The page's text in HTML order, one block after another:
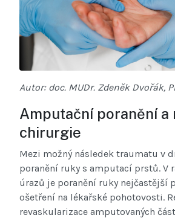
Autor: doc. MUDr. Zdeněk Dvořák,
Amputační poranění
chirurgie
Mezi možný následek traumatu v
poranění ruky s amputací prstů. V
úrazů je poranění ruky nejčastější
ošetření na lékařské pohotovosti.
revaskularizace amputovaných